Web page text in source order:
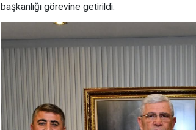
başkanlığı görevine getirildi.